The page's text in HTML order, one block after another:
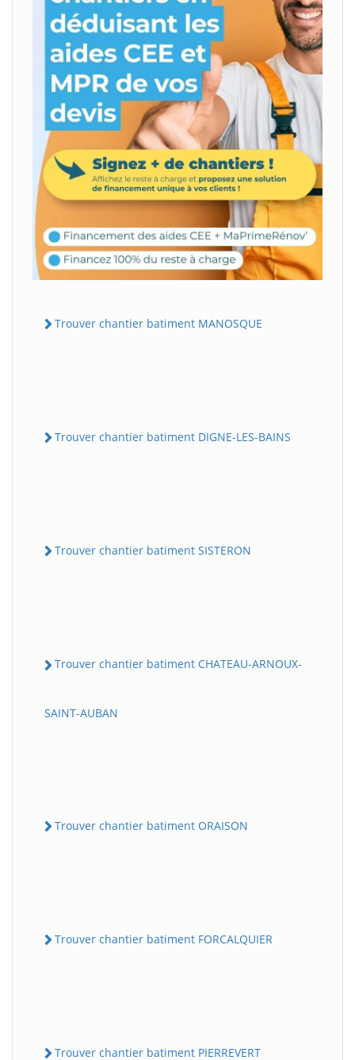
Trouver chantier batiment MANOSQUE
Trouver chantier batiment DIGNE-LES-BAINS
Trouver chantier batiment SISTERON
Trouver chantier batiment CHATEAU-ARNOUX-
SAINT-AUBAN
Trouver chantier batiment ORAISON
Trouver chantier batiment FORCALQUIER
Trouver chantier batiment PIERREVERT